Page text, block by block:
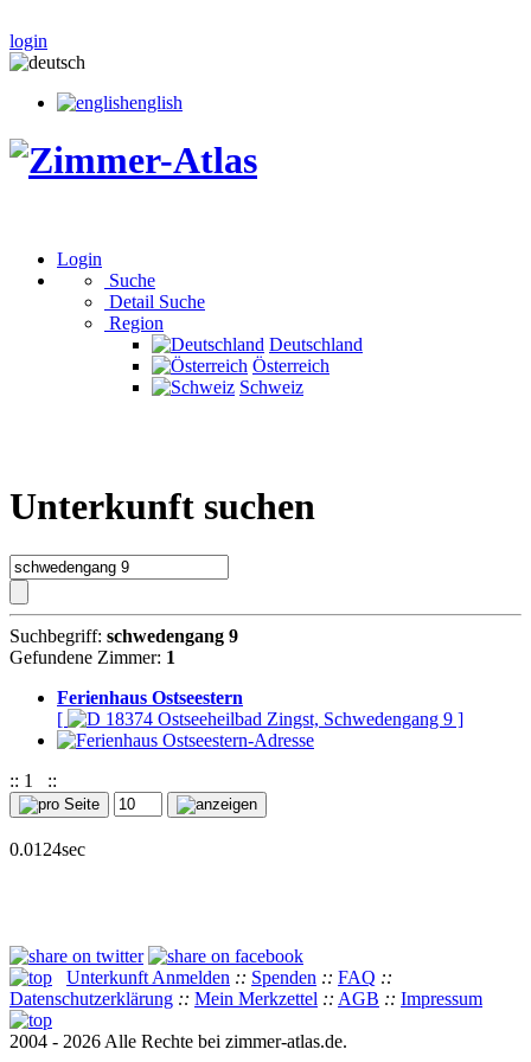
login
english
Login
Suche
Detail Suche
Region
Deutschland
Österreich
Schweiz
Unterkunft suchen
Suchbegriff: schwedengang 9
Gefundene Zimmer: 1
Ferienhaus Ostseestern
[
18374 Ostseeheilbad Zingst, Schwedengang 9 ]
:: 1 ::
0.0124sec
Unterkunft Anmelden :: Spenden :: FAQ ::
Datenschutzerklärung :: Mein Merkzettel :: AGB :: Impressum
2004 - 2026 Alle Rechte bei zimmer-atlas.de.